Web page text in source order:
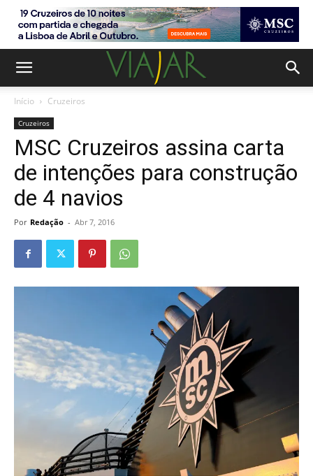
Início Cruzeiros
Cruzeiros
MSC Cruzeiros assina carta
de intenções para construção
de 4 navios
Por Redação - Abr 7, 2016